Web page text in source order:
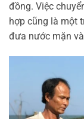
đồng. Việc
hợp cũng là một
đưa nước mặn